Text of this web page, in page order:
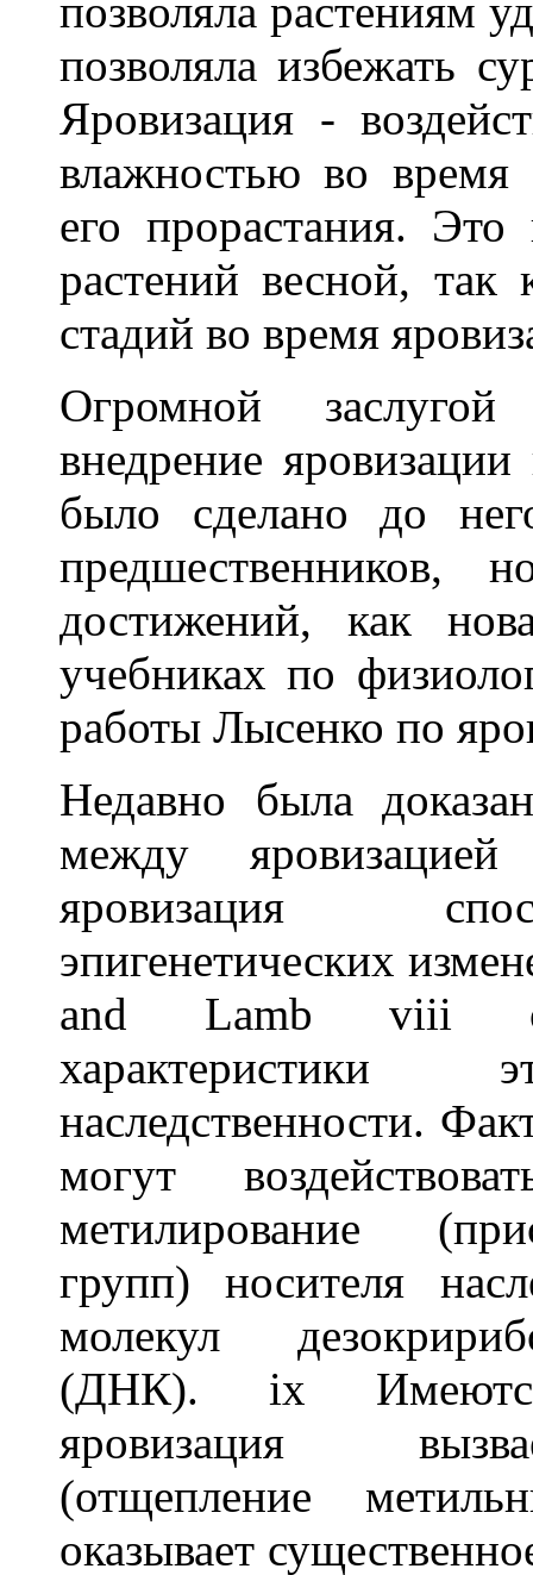
позволяла растениям
позволяла избежать
Яровизация -
влажностью во
его прорастания. Это
растений весной,
стадий во время
Огромной
внедрение
было сделано до
достижений, как
учебниках по
работы Лысенко по
Недавно была
между
яровизация
эпигенетических
and Lamb viii
характеристики
наследственности.
могут
метилирование
групп) носителя
молекул
(ДНК). ix Имеются
яровизация
(отщепление
оказывает